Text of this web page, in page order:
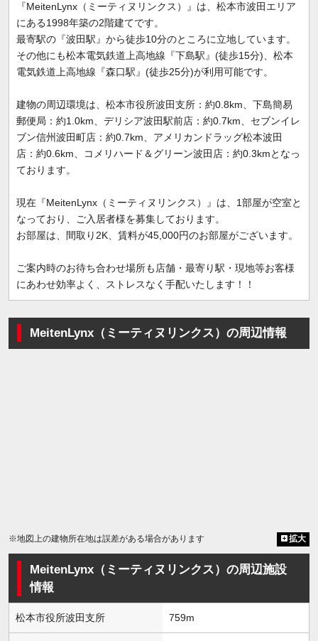
『MeitenLynx（ミーティヌリンクス）』は、松本市波田エリア
にある1998年築の2階建てです。
最寄駅の『波田駅』から徒歩10分のところに立地しています。
その他にも松本電気鉄道上高地線『下島駅』(徒歩15分)、松本
電気鉄道上高地線『森口駅』(徒歩25分)が利用可能です。
建物の周辺環境は、松本市役所波田支所：約0.8km、下島簡易
郵便局：約1.0km、デリシア波田駅前店：約0.7km、セブンイレ
ブン信州波田町店：約0.7km、アメリカンドラッグ松本波田
店：約0.6km、コメリハード＆グリーン波田店：約0.3kmとなっ
ております。
現在『MeitenLynx（ミーティヌリンクス）』は、1部屋が空室と
なっており、ご入居者様を募集しております。
お部屋は、間取り2K、賃料が45,000円のお部屋がございます。
ご案内時のお待ち合わせ場所も店舗・最寄り駅・現地等お客様
にあわせ効率よく、ストレスなく手配いたします！！
MeitenLynx（ミーティヌリンクス）の周辺情報
※地図上の建物所在地は誤差がある場合があります 拡大
MeitenLynx（ミーティヌリンクス）の周辺施設
情報
松本市役所波田支所 759m